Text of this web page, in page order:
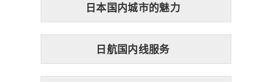
日本国内城市的魅力
日航国内线服务